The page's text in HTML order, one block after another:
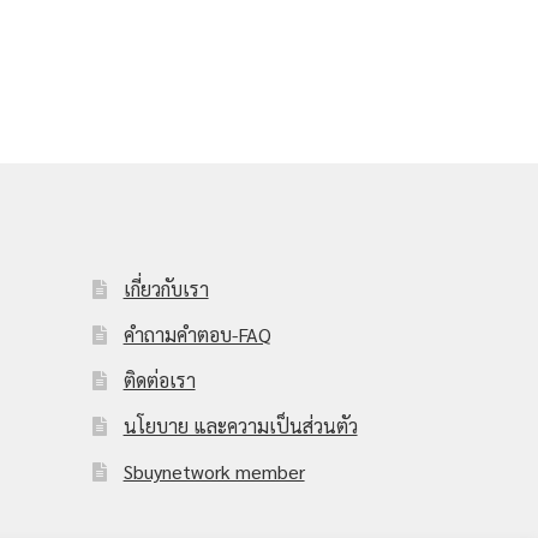
เกี่ยวกับเรา
คำถามคำตอบ-FAQ
ติดต่อเรา
นโยบาย และความเป็นส่วนตัว
Sbuynetwork member